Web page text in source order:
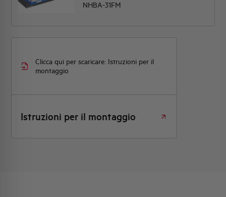
NHBA-31FM
Clicca qui per scaricare: Istruzioni per il
montaggio
Istruzioni per il montaggio